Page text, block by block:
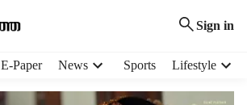
Sign in
E-Paper News Sports Lifestyle